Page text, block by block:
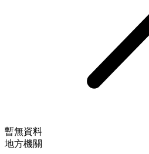
暫無資料
地方機關